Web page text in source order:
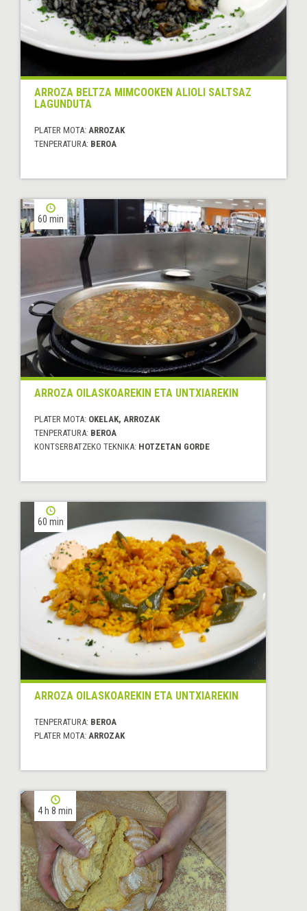
ARROZA BELTZA MIMCOOKEN ALIOLI SALTSAZ
LAGUNDUTA
PLATER MOTA: ARROZAK
TENPERATURA: BEROA
60 min
ARROZA OILASKOAREKIN ETA UNTXIAREKIN
PLATER MOTA: OKELAK, ARROZAK
TENPERATURA: BEROA
KONTSERBATZEKO TEKNIKA: HOTZETAN GORDE
60 min
ARROZA OILASKOAREKIN ETA UNTXIAREKIN
TENPERATURA: BEROA
PLATER MOTA: ARROZAK
4 h 8 min